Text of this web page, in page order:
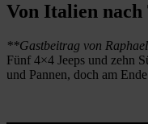
Von Italien nach
**Gastbeitrag von
Fünf 4×4 Jeeps und zehn
und Pannen, doch am